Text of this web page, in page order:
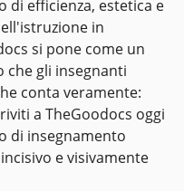
efficienza, estetica e
in
si pone come un
che gli insegnanti
conta veramente:
a TheGoodocs oggi
di insegnamento
e visivamente